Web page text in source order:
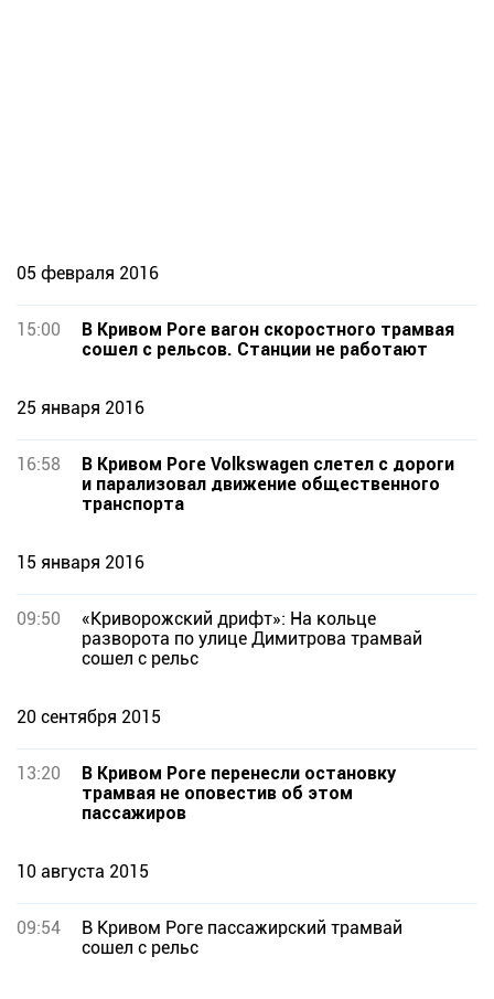
05 февраля 2016
15:00
В Кривом Роге вагон скоростного трамвая
сошел с рельсов. Станции не работают
25 января 2016
16:58
В Кривом Роге Volkswagen слетел с дороги
и парализовал движение общественного
транспорта
15 января 2016
09:50
«Криворожский дрифт»: На кольце
разворота по улице Димитрова трамвай
сошел с рельс
20 сентября 2015
13:20
В Кривом Роге перенесли остановку
трамвая не оповестив об этом
пассажиров
10 августа 2015
09:54
В Кривом Роге пассажирский трамвай
сошел с рельс